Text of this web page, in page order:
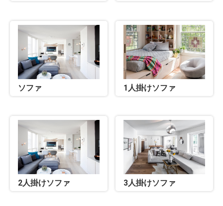
ソファ 1人掛けソファ
2人掛けソファ 3人掛けソファ